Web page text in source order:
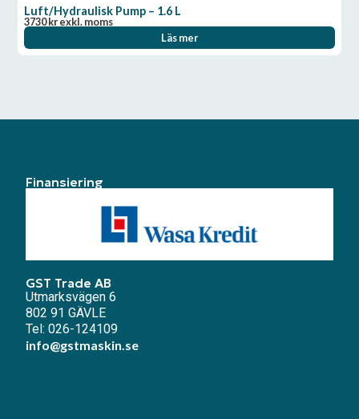
Luft/Hydraulisk Pump – 1.6 L
3730krexkl. moms
Läs mer
Finansiering
GST Trade AB
Utmarksvägen 6
802 91 GÄVLE
Tel: 026-124109
info@gstmaskin.se